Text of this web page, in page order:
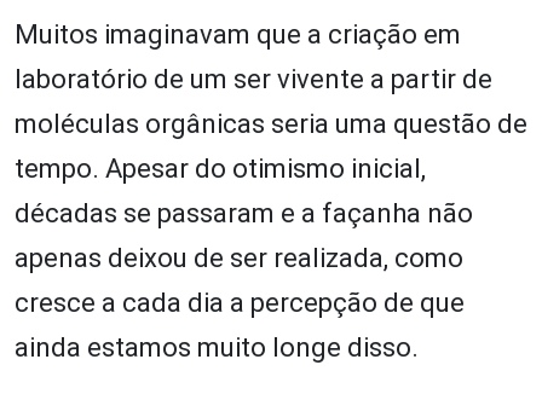
Muitos imaginavam que a criação em
laboratório de um ser vivente a partir de
moléculas orgânicas seria uma questão de
tempo. Apesar do otimismo inicial,
décadas se passaram e a façanha não
apenas deixou de ser realizada, como
cresce a cada dia a percepção de que
ainda estamos muito longe disso.